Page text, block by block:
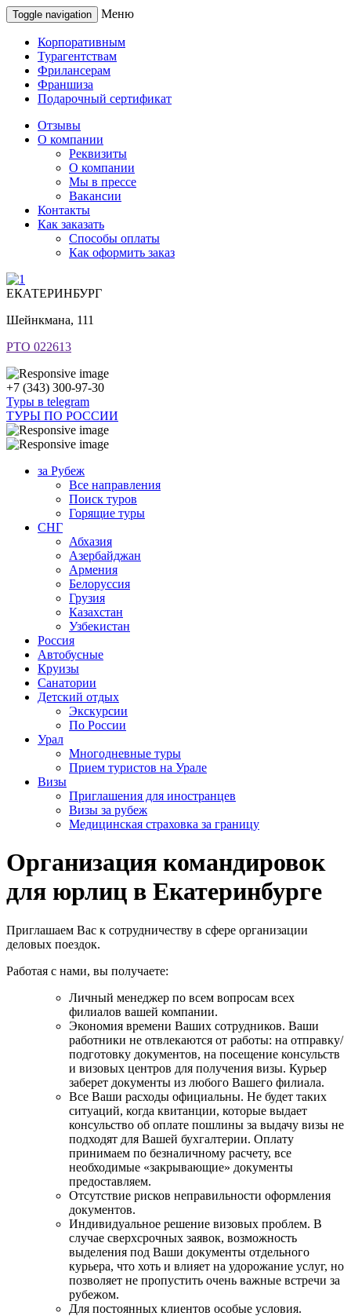
Toggle navigation Меню
Корпоративным
Турагентствам
Фрилансерам
Франшиза
Подарочный сертификат
Отзывы
О компании
Реквизиты
О компании
Мы в прессе
Вакансии
Контакты
Как заказать
Способы оплаты
Как оформить заказ
ЕКАТЕРИНБУРГ
Шейнкмана, 111
РТО 022613
+7 (343) 300-97-30
Туры в telegram
ТУРЫ ПО РОССИИ
за Рубеж
Все направления
Поиск туров
Горящие туры
СНГ
Абхазия
Азербайджан
Армения
Белоруссия
Грузия
Казахстан
Узбекистан
Россия
Автобусные
Круизы
Санатории
Детский отдых
Экскурсии
По России
Урал
Многодневные туры
Прием туристов на Урале
Визы
Приглашения для иностранцев
Визы за рубеж
Медицинская страховка за границу
Организация командировок
для юрлиц в Екатеринбурге
Приглашаем Вас к сотрудничеству в сфере организации
деловых поездок.
Работая с нами, вы получаете:
Личный менеджер по всем вопросам всех
филиалов вашей компании.
Экономия времени Ваших сотрудников. Ваши
работники не отвлекаются от работы: на отправку/
подготовку документов, на посещение консульств
и визовых центров для получения визы. Курьер
заберет документы из любого Вашего филиала.
Все Ваши расходы официальны. Не будет таких
ситуаций, когда квитанции, которые выдает
консульство об оплате пошлины за выдачу визы не
подходят для Вашей бухгалтерии. Оплату
принимаем по безналичному расчету, все
необходимые «закрывающие» документы
предоставляем.
Отсутствие рисков неправильности оформления
документов.
Индивидуальное решение визовых проблем. В
случае сверхсрочных заявок, возможность
выделения под Ваши документы отдельного
курьера, что хоть и влияет на удорожание услуг, но
позволяет не пропустить очень важные встречи за
рубежом.
Для постоянных клиентов особые условия.